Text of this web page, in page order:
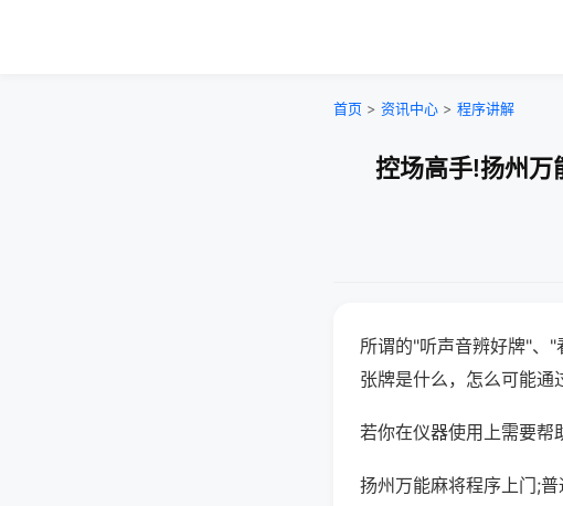
首页 > 资讯中心 > 程序讲解
控场高手!扬州万
所谓的"听声音辨好牌"、
张牌是什么，怎么可能通
若你在仪器使用上需要帮
扬州万能麻将程序上门;